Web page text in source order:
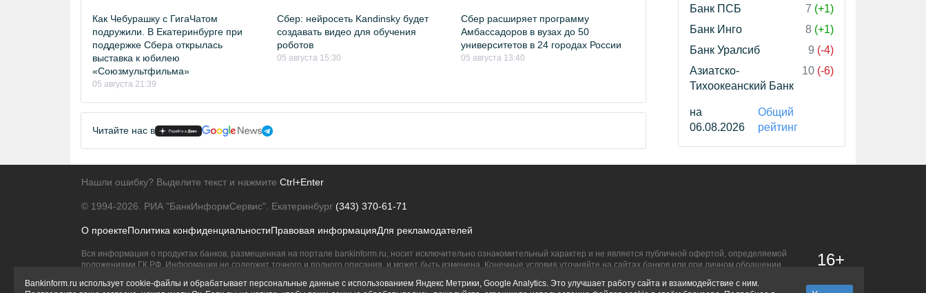
Как Чебурашку с ГигаЧатом
подружили. В Екатеринбурге при
поддержке Сбера открылась
выставка к юбилею
«Союзмультфильма»
05 августа 21:39
Сбер: нейросеть Kandinsky будет
создавать видео для обучения
роботов
05 августа 15:30
Сбер расширяет программу
Амбассадоров в вузах до 50
университетов в 24 городах России
05 августа 13:40
Читайте нас в
Банк ПСБ
7 (+1)
Банк Инго
8 (+1)
Банк Уралсиб
9 (-4)
Азиатско-
Тихоокеанский Банк
10 (-6)
на
06.08.2026
Общий
рейтинг
Нашли ошибку? Выделите текст и нажмите Ctrl+Enter
© 1994-2026. РИА "БанкИнформСервис". Екатеринбург (343) 370-61-71
О проектеПолитика конфиденциальностиПравовая информацияДля рекламодателей
Вся информация о продуктах банков, размещенная на портале bankinform.ru, носит исключительно ознакомительный характер и не является публичной офертой, определяемой
положениями ГК РФ. Информация не содержит точного и полного описания, и может быть изменена. Конечные условия уточняйте на сайтах банков или при личном обращении.
16+
Bankinform.ru использует cookie-файлы и обрабатывает персональные данные с использованием Яндекс Метрики, Google Analytics. Это улучшает работу сайта и взаимодействие с ним.